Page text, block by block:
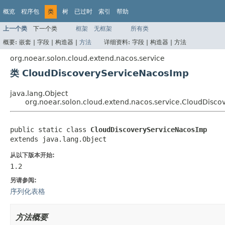
概览 程序包 类 树 已过时 索引 帮助
上一个类 下一个类 框架 无框架
所有类
概要: 嵌套 | 字段 | 构造器 | 方法 详细资料: 字段 | 构造器 | 方法
org.noear.solon.cloud.extend.nacos.service
类 CloudDiscoveryServiceNacosImp
java.lang.Object
public static class CloudDiscoveryServiceNacosImp
extends java.lang.Object
从以下版本开始:
1.2
另请参阅:
序列化表格
方法概要